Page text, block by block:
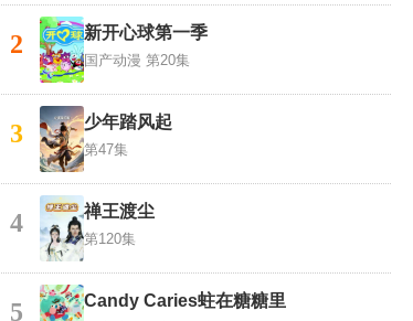
2 新开心球第一季
国产动漫 第20集
3 少年踏风起
第47集
4 禅王渡尘
第120集
5 Candy Caries蛀在糖糖里